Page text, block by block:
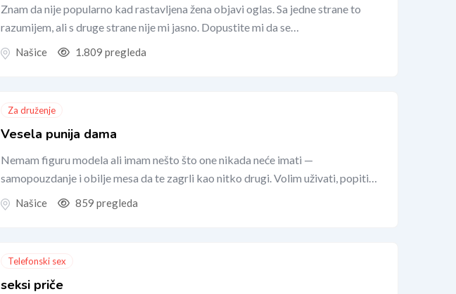
Znam da nije popularno kad rastavljena žena objavi oglas. Sa jedne strane to
razumijem, ali s druge strane nije mi jasno. Dopustite mi da se…
Našice 1.809 pregleda
Za druženje
Vesela punija dama
Nemam figuru modela ali imam nešto što one nikada neće imati —
samopouzdanje i obilje mesa da te zagrli kao nitko drugi. Volim uživati, popiti…
Našice 859 pregleda
Telefonski sex
seksi priče